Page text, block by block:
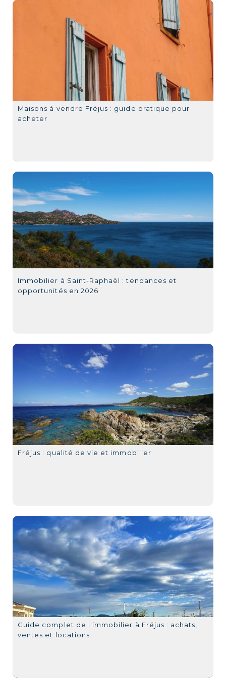
Maisons à vendre Fréjus : guide pratique pour
acheter
Immobilier à Saint-Raphaël : tendances et
opportunités en 2026
Fréjus : qualité de vie et immobilier
Guide complet de l'immobilier à Fréjus : achats,
ventes et locations